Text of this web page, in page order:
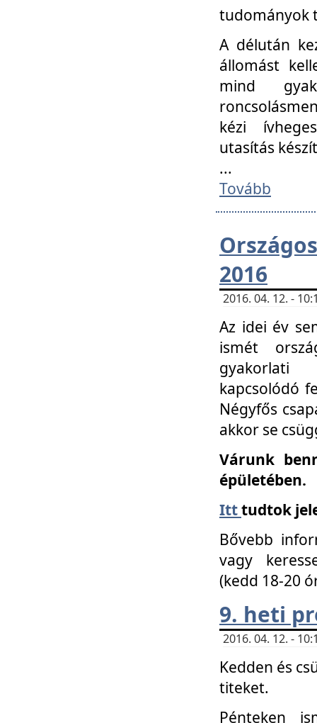
tudományok
A délután
állomást
mind
kézi
utasítás
...
Tovább
2016
2016. 04. 12. -
Az idei év
ismét
gyakorlati
kapcsolódó
Négyfős
akkor se
Várunk
épületében.
Itttudtok
Bővebb
vagy
(kedd 18-20
9. heti
2016. 04. 12. -
Kedden és
titeket.
Pénteken